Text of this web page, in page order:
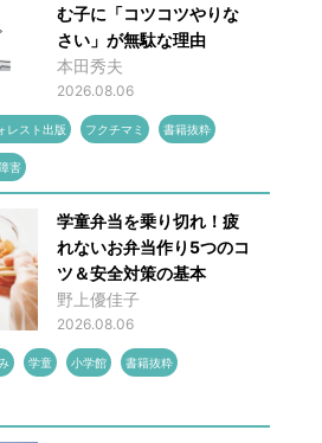
む子に「コツコツやりな
さい」が無駄な理由
本田秀夫
2026.08.06
レスト出版 フクチマミ 書籍抜粋
害
学童弁当を乗り切れ！疲
れないお弁当作り5つのコ
ツ＆安全対策の基本
野上優佳子
2026.08.06
学童 小学館 書籍抜粋